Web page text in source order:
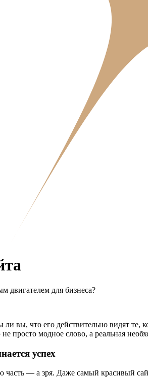
двигателем для бизнеса?
вы, что его действительно видят те,
просто модное слово, а реальная
успех
— а зря. Даже самый красивый